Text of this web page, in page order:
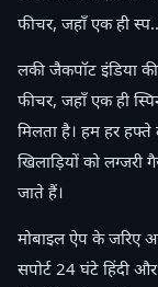
फीचर, जहाँ एक ही
लकी जैकपॉट इंडिया
फीचर, जहाँ एक ही
मिलता है। हम हर हफ्ते
खिलाड़ियों को लग्जरी
जाते हैं।
मोबाइल ऐप के जरिए
सपोर्ट 24 घंटे हिंदी